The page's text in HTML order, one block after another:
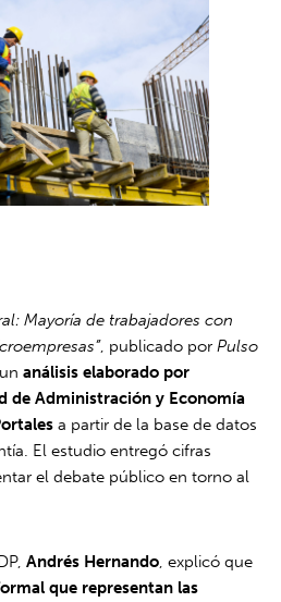
Mayoría de trabajadores con
, publicado por Pulso
unanálisis elaborado por
de Administración y Economía
a partir de la base de datos
El estudio entregó cifras
el debate público en torno al
Andrés Hernando , explicó que
que representan las